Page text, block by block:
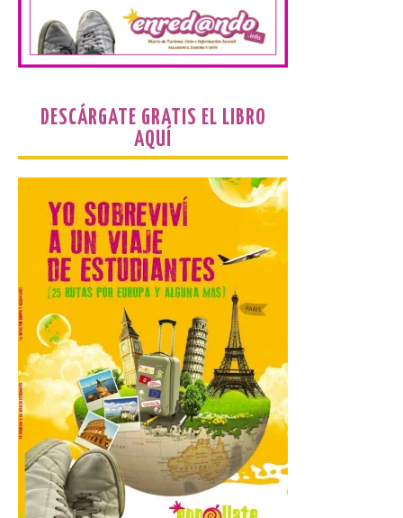
Más de 200.000 jóvenes
solicitado el Bono Cultural
Joven 2026 en su primer
mes de vigencia
7 Ago 2026
Las personas que hayan
cumplido o cumplan 18
años en 2026 pueden
solicitar esta ayuda en la
web
https://bonoculturajoven.gob.es/ hasta el
31 de octubre. Desde este año, los 400
euros del Bono pueden utilizarse tanto
para consumir productos culturales como
[…]
El Gobierno de España
lanza un visor web para
localizar y disfrutar del
eclipse solar del 12 de
DESCÁRGATE GRATIS EL LIBRO
AQUÍ